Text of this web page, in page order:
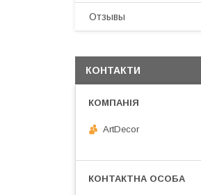
Отзывы
КОНТАКТИ
ArtDecor